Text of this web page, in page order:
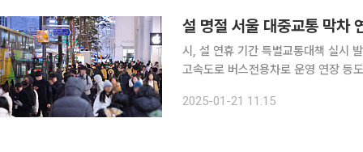
설 명절 서울 대중교통 막차
시, 설 연휴 기간 특별교통대책 실시
고속도로 버스전용차로 운영 연장 등도 담겨 설 귀경길 교통혼잡이 예상되는 29일
2025-01-21 11:15